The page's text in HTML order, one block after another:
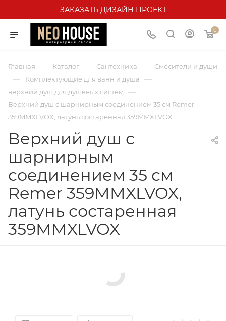
ЗАКАЗАТЬ ДИЗАЙН ПРОЕКТ
0
Главная — Каталог — Сантехника — Смесители и души
— Комплектующие для ванн и душа —
верхний душ для душевых систем —
Верхний душ с шарнирным соединением 35 см Remer
359MMXLVOX, латунь состаренная 359MMXLVOX
Верхний душ с
шарнирным
соединением 35 см
Remer 359MMXLVOX,
латунь состаренная
359MMXLVOX